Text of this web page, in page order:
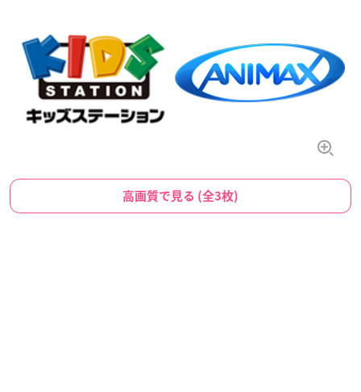
高画質で見る (全3枚)